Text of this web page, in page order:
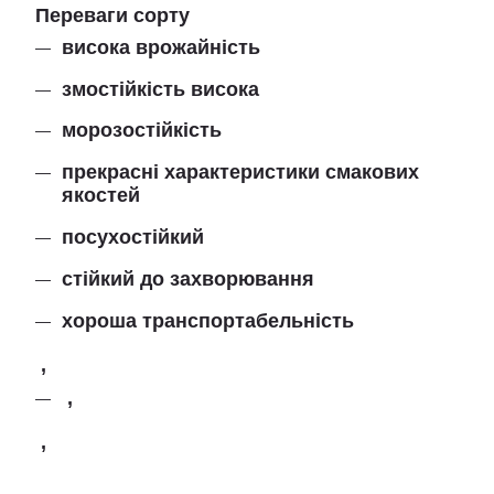
Переваги сорту
висока врожайність
змостійкість висока
морозостійкість
прекрасні характеристики смакових
якостей
посухостійкий
стійкий до захворювання
хороша транспортабельність
,
,
,